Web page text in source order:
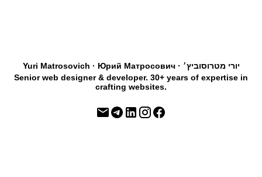
Yuri Matrosovich · Юрий Матросович · יורי מטרוסוביץ׳
Senior web designer & developer. 30+ years of expertise in
crafting websites.